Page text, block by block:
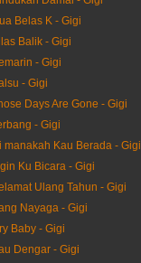
Belas K - Gigi
Balik - Gigi
- Gigi
- Gigi
Days Are Gone - Gigi
- Gigi
manakah Kau Berada - Gigi
Ku Bicara - Gigi
Ulang Tahun - Gigi
Nayaga - Gigi
Baby - Gigi
Dengar - Gigi